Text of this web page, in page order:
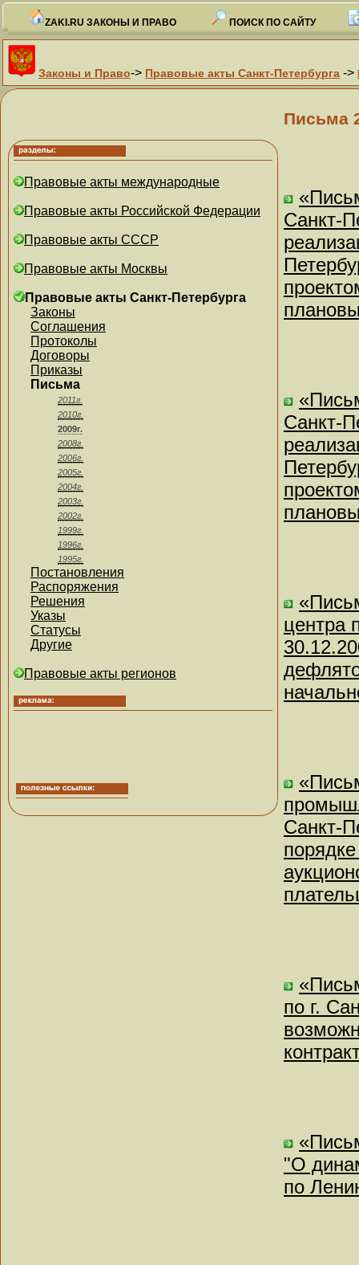
ZAKI.RU ЗАКОНЫ И ПРАВО ПОИСК ПО САЙТУ
Законы и Право-> Правовые акты Санкт-Петербурга ->
Правовые акты международные
Правовые акты Российской Федерации
Правовые акты СССР
Правовые акты Москвы
Правовые акты Санкт-Петербурга
Законы
Соглашения
Протоколы
Договоры
Приказы
Письма
2011г.
2010г.
2009г.
2008г.
2006г.
2005г.
2004г.
2003г.
2002г.
1999г.
1996г.
1995г.
Постановления
Распоряжения
Решения
Указы
Статусы
Другие
Правовые акты регионов
Письма
Санкт-
Санкт-
центра
Санкт-
по г.
"О
по